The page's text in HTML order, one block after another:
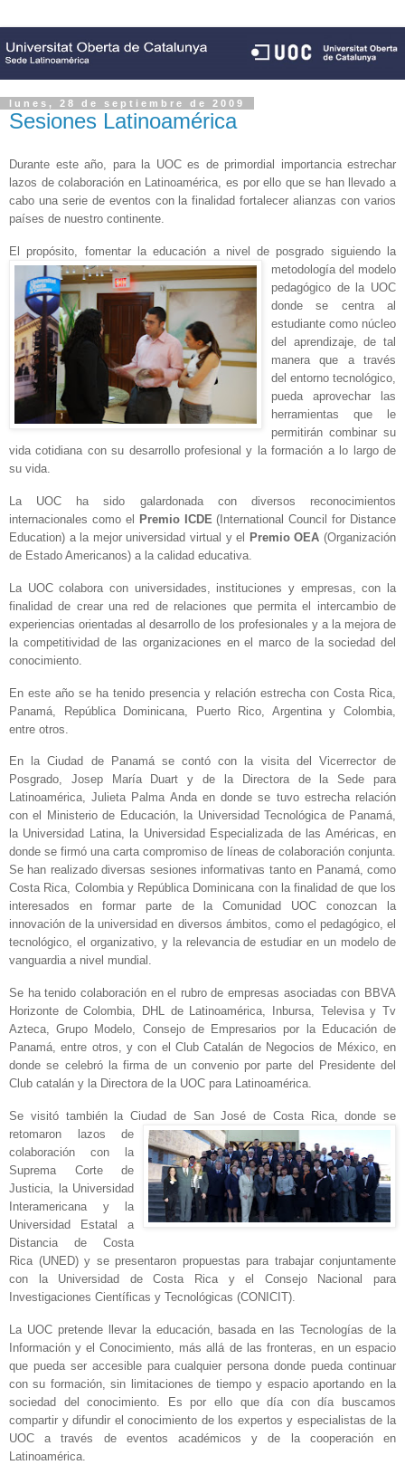
lunes, 28 de septiembre de 2009
Sesiones Latinoamérica
Durante este año, para la UOCes de primordial importancia estrechar
lazos de colaboración en Latinoamérica, es por ello que se han llevado a
cabo una serie de eventos con la finalidad fortalecer alianzas con varios
países de nuestro continente.
El propósito, fomentar la educación a nivel de posgrado siguiendo la
metodología del modelo
pedagógico de la UOC
donde se centra al
estudiante como núcleo
del aprendizaje, de tal
manera que a través
del entorno tecnológico,
pueda aprovechar las
herramientas que le
permitirán combinar su
vida cotidiana con su desarrollo profesional y la formación a lo largo de
su vida.
La UOC ha sido galardonada con diversos reconocimientos
internacionales como el
Premio ICDE(International Council for Distance
Education) a la mejor universidad virtual y el
Premio OEA (Organización
de Estado Americanos) a la calidad educativa.
La UOCcolabora con universidades, instituciones y empresas, con la
finalidad de crear una red de relaciones que permita el intercambio de
experiencias orientadas al desarrollo de los profesionales y a la mejora de
la competitividad de las organizaciones en el marco de la sociedad del
conocimiento.
En este año se ha tenido presencia y relación estrecha con Costa Rica,
Panamá, República Dominicana, Puerto Rico, Argentina y Colombia,
entre otros.
En la Ciudad de Panamá se contó con la visita del Vicerrectorde
Posgrado, Josep María Duart y de
la Directorade la Sede para
Latinoamérica, Julieta Palma Anda en donde se tuvo estrecha relación
con el Ministerio de Educación, la Universidad Tecnológicade Panamá,
la Universidad Latina, la Universidad Especializadade las Américas, en
donde se firmó una carta compromiso de líneas de colaboración conjunta.
Se han realizado diversas sesiones informativas tanto en Panamá, como
Costa Rica, Colombia y República Dominicana con la finalidad de que los
interesados en formar parte de
la Comunidad UOC conozcan la
innovación de la universidad en diversos ámbitos, como el pedagógico, el
tecnológico, el organizativo, y la relevancia de estudiar en un modelo de
vanguardia a nivel mundial.
Se ha tenido colaboración en el rubro de empresas asociadas con BBVA
Horizonte de Colombia, DHL de Latinoamérica, Inbursa, Televisa y Tv
Azteca, Grupo Modelo, Consejo de Empresarios por
la Educaciónde
Panamá, entre otros, y con el Club Catalán de Negocios de México, en
donde se celebró la firma de un convenio por parte del Presidente del
Club catalán y la Directorade la UOC para Latinoamérica.
Se visitó también la Ciudad de San José de Costa Rica, donde se
retomaron lazos de
colaboración con
la
Suprema Cortede
Justicia,
la Universidad
Interamericanay
la
Universidad Estatal
a
Distancia de Costa
Rica (UNED) y se presentaron propuestas para trabajar conjuntamente
con
la Universidad de Costa Rica y el Consejo Nacional para
Investigaciones Científicas y Tecnológicas (CONICIT).
La UOCpretende llevar la educación, basada en las Tecnologías de la
Información y el Conocimiento, más allá de las fronteras, en un espacio
que pueda ser accesible para cualquier persona donde pueda continuar
con su formación, sin limitaciones de tiempo y espacio aportando en la
sociedad del conocimiento. Es por ello que día con día buscamos
compartir y difundir el conocimiento de los expertos y especialistas de la
UOC a través de eventos académicos y de la cooperación en
Latinoamérica.